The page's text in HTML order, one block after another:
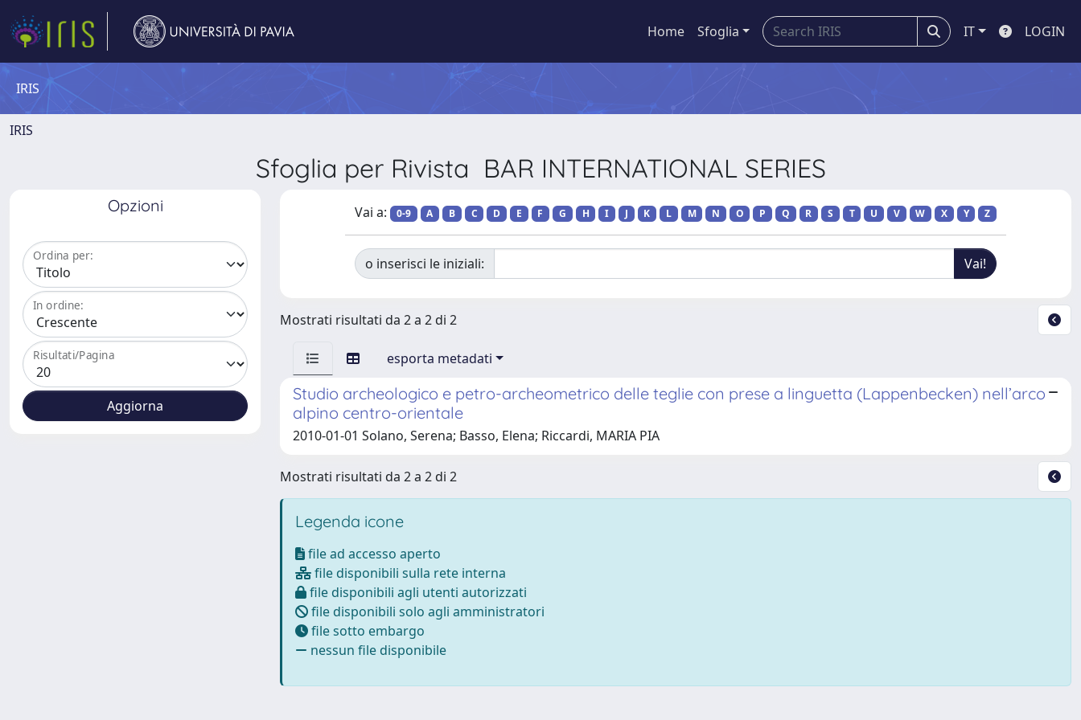
Home Sfoglia IT LOGIN
IRIS
IRIS
Sfoglia per Rivista BAR INTERNATIONAL SERIES
Opzioni
Ordina per:
In ordine:
Risultati/Pagina
Vai a: 0-9 A B C D E F G H I J K L M N O P Q R S T U V W X Y Z
o inserisci le iniziali:
Mostrati risultati da 2 a 2 di 2
esporta metadati
Studio archeologico e petro-archeometrico delle teglie con prese a linguetta (Lappenbecken) nell’arco
alpino centro-orientale
2010-01-01 Solano, Serena; Basso, Elena; Riccardi, MARIA PIA
Mostrati risultati da 2 a 2 di 2
Legenda icone
file ad accesso aperto
file disponibili sulla rete interna
file disponibili agli utenti autorizzati
file disponibili solo agli amministratori
file sotto embargo
nessun file disponibile